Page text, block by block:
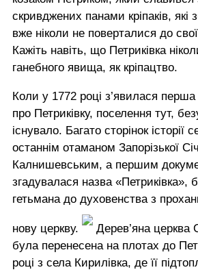
скривджених панами кріпаків, які
вже ніколи не поверталися до
Кажіть навіть, що Петриківка
ганебного явища, як кріпацтво.
Коли у 1772 році з’явилася перша
про Петриківку, поселення тут,
існувало. Багато сторінок історії
останнім отаманом Запорізької
Калнишевським, а першим
згадувалася назва «Петриківка»,
гетьмана до духовенства з
нову церкву.
Дерев’яна церква
була перенесена на плотах до
році з села Кирилівка, де її